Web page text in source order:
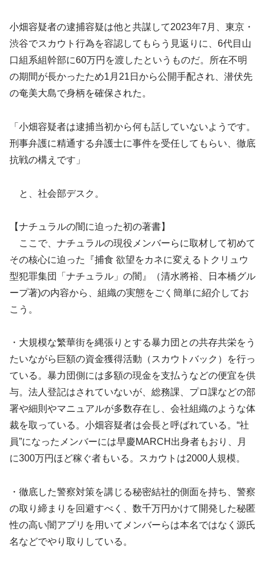
小畑容疑者の逮捕容疑は他と共謀して2023年7月、東京・
渋谷でスカウト行為を容認してもらう見返りに、6代目山
口組系組幹部に60万円を渡したというものだ。所在不明
の期間が長かったため1月21日から公開手配され、潜伏先
の奄美大島で身柄を確保された。
「小畑容疑者は逮捕当初から何も話していないようです。
刑事弁護に精通する弁護士に事件を受任してもらい、徹底
抗戦の構えです」
と、社会部デスク。
【ナチュラルの闇に迫った初の著書】
ここで、ナチュラルの現役メンバーらに取材して初めて
その核心に迫った『捕食 欲望をカネに変えるトクリュウ
型犯罪集団「ナチュラル」の闇』（清水將裕、日本橋グル
ープ著)の内容から、組織の実態をごく簡単に紹介してお
こう。
・大規模な繁華街を縄張りとする暴力団との共存共栄をう
たいながら巨額の資金獲得活動（スカウトバック）を行っ
ている。暴力団側には多額の現金を支払うなどの便宜を供
与。法人登記はされていないが、総務課、プロ課などの部
署や細則やマニュアルが多数存在し、会社組織のような体
裁を取っている。小畑容疑者は会長と呼ばれている。“社
員”になったメンバーには早慶MARCH出身者もおり、月
に300万円ほど稼ぐ者もいる。スカウトは2000人規模。
・徹底した警察対策を講じる秘密結社的側面を持ち、警察
の取り締まりを回避すべく、数千万円かけて開発した秘匿
性の高い闇アプリを用いてメンバーらは本名ではなく源氏
名などでやり取りしている。